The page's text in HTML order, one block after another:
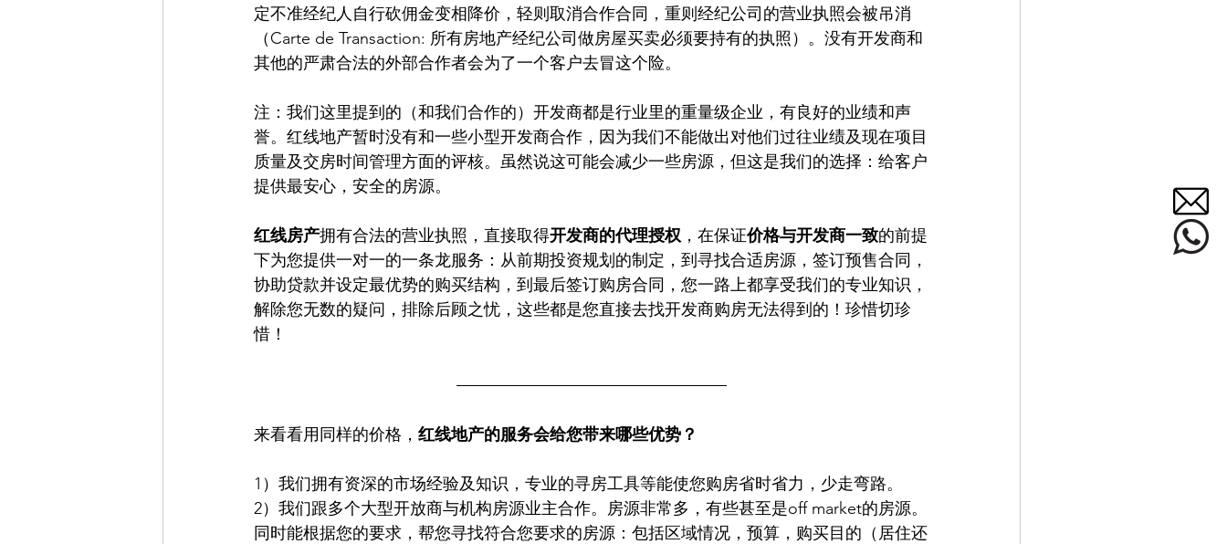
定不准经纪人自行砍佣金变相降价，轻则取消合作合同，重则经纪公司的营业执照会被吊消
（Carte de Transaction: 所有房地产经纪公司做房屋买卖必须要持有的执照）。没有开发商和
其他的严肃合法的外部合作者会为了一个客户去冒这个险。
注：我们这里提到的（和我们合作的）开发商都是行业里的重量级企业，有良好的业绩和声
誉。红线地产暂时没有和一些小型开发商合作，因为我们不能做出对他们过往业绩及现在项目
质量及交房时间管理方面的评核。虽然说这可能会减少一些房源，但这是我们的选择：给客户
提供最安心，安全的房源。
红线房产拥有合法的营业执照，直接取得开发商的代理授权 ，在保证价格与开发商一致的前提
下为您提供一对一的一条龙服务：从前期投资规划的制定，到寻找合适房源，签订预售合同，
协助贷款并设定最优势的购买结构，到最后签订购房合同，您一路上都享受我们的专业知识，
解除您无数的疑问，排除后顾之忧，这些都是您直接去找开发商购房无法得到的！珍惜切珍
惜！
来看看用同样的价格， 红线地产的服务会给您带来哪些优势？
1）我们拥有资深的市场经验及知识，专业的寻房工具等能使您购房省时省力，少走弯路。
2）我们跟多个大型开放商与机构房源业主合作。房源非常多，有些甚至是off market的房源。
同时能根据您的要求，帮您寻找符合您要求的房源：包括区域情况，预算，购买目的（居住还